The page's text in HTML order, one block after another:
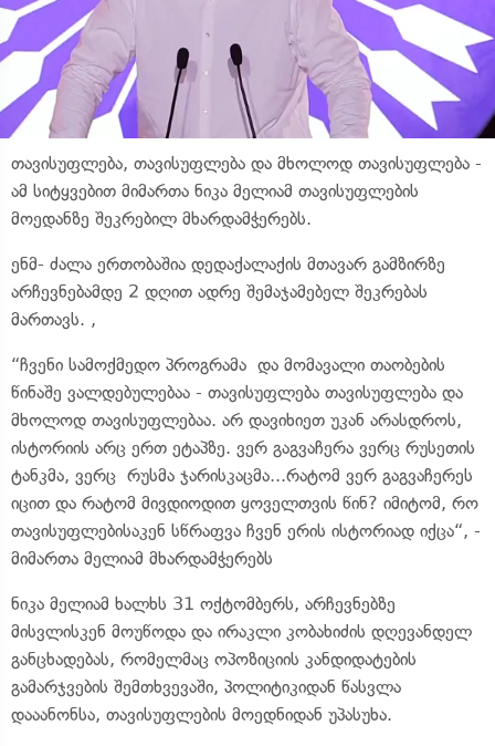
თავისუფლება, თავისუფლება და მხოლოდ თავისუფლება -
ამ სიტყვებით მიმართა ნიკა მელიამ თავისუფლების
მოედანზე შეკრებილ მხარდამჭერებს.
ენმ- ძალა ერთობაშია დედაქალაქის მთავარ გამზირზე
არჩევნებამდე 2 დღით ადრე შემაჯამებელ შეკრებას
მართავს. ,
“ჩვენი სამოქმედო პროგრამა და მომავალი თაობების
წინაშე ვალდებულებაა - თავისუფლება თავისუფლება და
მხოლოდ თავისუფლებაა. არ დავიხიეთ უკან არასდროს,
ისტორიის არც ერთ ეტაპზე. ვერ გაგვაჩერა ვერც რუსეთის
ტანკმა, ვერც რუსმა ჯარისკაცმა...რატომ ვერ გაგვაჩერეს
იცით და რატომ მივდიოდით ყოველთვის წინ? იმიტომ, რო
თავისუფლებისაკენ სწრაფვა ჩვენ ერის ისტორიად იქცა“, -
მიმართა მელიამ მხარდამჭერებს
ნიკა მელიამ ხალხს 31 ოქტომბერს, არჩევნებზე
მისვლისკენ მოუწოდა და ირაკლი კობახიძის დღევანდელ
განცხადებას, რომელმაც ოპოზიციის კანდიდატების
გამარჯვების შემთხვევაში, პოლიტიკიდან წასვლა
დააანონსა, თავისუფლების მოედნიდან უპასუხა.